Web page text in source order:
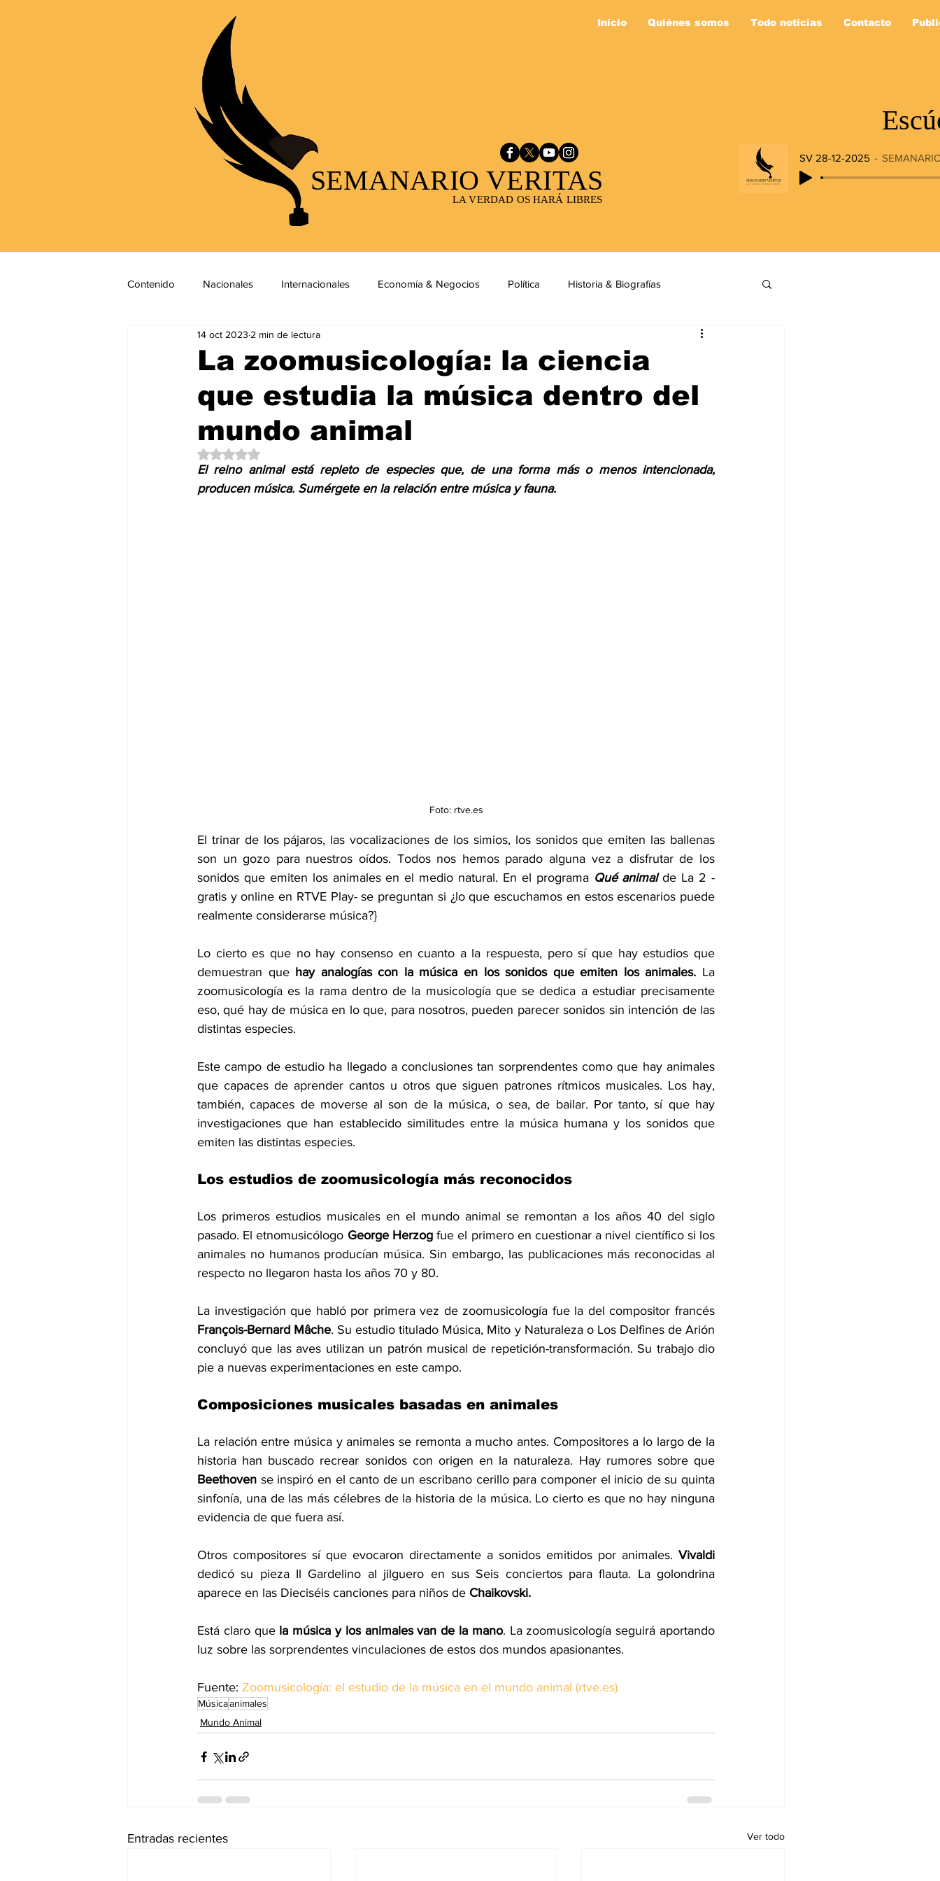
Inicio Quiénes somos Todo noticias Contacto
LA VERDAD OS HARÁ LIBRES
SEMANARIO VERITAS
SV 28-12-2025
Contenido Nacionales Internacionales Economía & Negocios Política Historia & Biografías
Salud & Bienestar Editorial
Mundo Gastronómico Mundo Animal Arte & Cultura Deportes
La zoomusicología: la ciencia
que estudia la música dentro del
mundo animal
14 oct 2023 2 min de lectura
Obtuvo NaN de 5 estrellas.
El reino animal está repleto de especies que, de una forma más o menos intencionada,
producen música. Sumérgete en la relación entre música y fauna.
Foto: rtve.es
El trinar de los pájaros, las vocalizaciones de los simios, los sonidos que emiten las ballenas
son un gozo para nuestros oídos. Todos nos hemos parado alguna vez a disfrutar de los
sonidos que emiten los animales en el medio natural. En el programa Qué animal de La 2 -
gratis y online en RTVE Play- se preguntan si ¿lo que escuchamos en estos escenarios puede
realmente considerarse música?}
Lo cierto es que no hay consenso en cuanto a la respuesta, pero sí que hay estudios que
demuestran que hay analogías con la música en los sonidos que emiten los animales. La
zoomusicología es la rama dentro de la musicología que se dedica a estudiar precisamente
eso, qué hay de música en lo que, para nosotros, pueden parecer sonidos sin intención de las
distintas especies.
Este campo de estudio ha llegado a conclusiones tan sorprendentes como que hay animales
que capaces de aprender cantos u otros que siguen patrones rítmicos musicales. Los hay,
también, capaces de moverse al son de la música, o sea, de bailar. Por tanto, sí que hay
investigaciones que han establecido similitudes entre la música humana y los sonidos que
emiten las distintas especies.
Los estudios de zoomusicología más reconocidos
Los primeros estudios musicales en el mundo animal se remontan a los años 40 del siglo
pasado. El etnomusicólogo George Herzog fue el primero en cuestionar a nivel científico si los
animales no humanos producían música. Sin embargo, las publicaciones más reconocidas al
respecto no llegaron hasta los años 70 y 80.
François-Bernard Mâche. Su estudio titulado Música, Mito y Naturaleza o Los Delfines de Arión
concluyó que las aves utilizan un patrón musical de repetición-transformación. Su trabajo dio
pie a nuevas experimentaciones en este campo.
Composiciones musicales basadas en animales
La relación entre música y animales se remonta a mucho antes. Compositores a lo largo de la
Beethoven se inspiró en el canto de un escribano cerillo para componer el inicio de su quinta
sinfonía, una de las más célebres de la historia de la música. Lo cierto es que no hay ninguna
evidencia de que fuera así.
Otros compositores sí que evocaron directamente a sonidos emitidos por animales. Vivaldi
dedicó su pieza Il Gardelino al jilguero en sus Seis conciertos para flauta. La golondrina
aparece en las Dieciséis canciones para niños de Chaikovski.
Está claro que la música y los animales van de la mano. La zoomusicología seguirá aportando
luz sobre las sorprendentes vinculaciones de estos dos mundos apasionantes.
Fuente: Zoomusicología: el estudio de la música en el mundo animal (rtve.es)
Músicaanimales
Mundo Animal
Entradas recientes Ver todo